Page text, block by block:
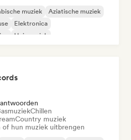
muziek
Aziatische muziek
Elektronica
Huismuziek
Chillen
Country muziek
hun muziek uitbrengen